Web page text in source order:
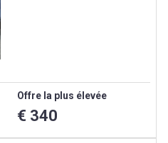
Offre la plus élevée
€ 340